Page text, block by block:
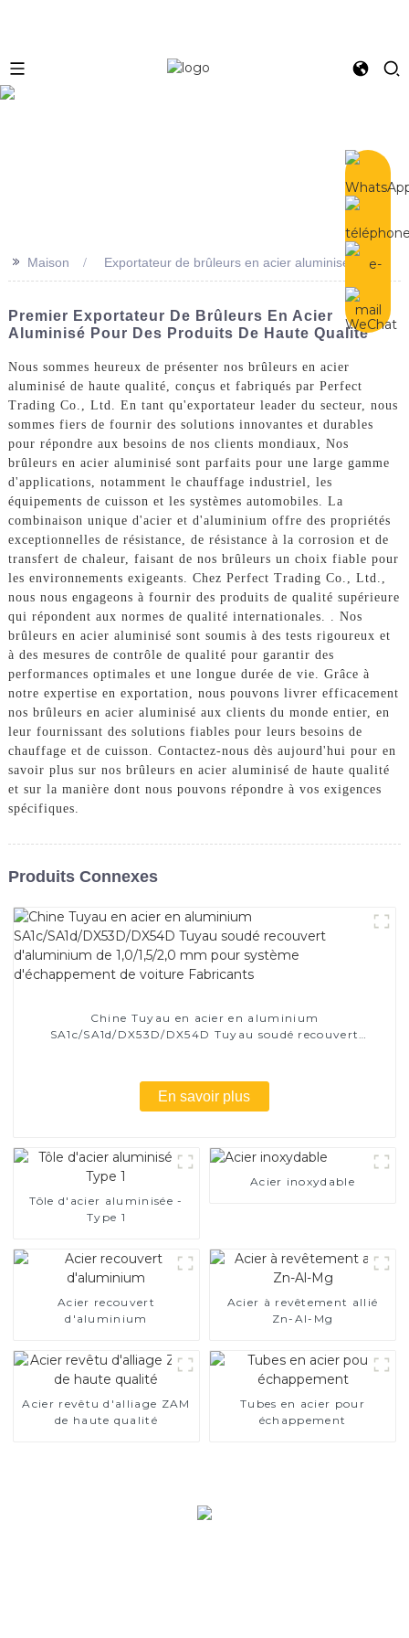
>> Maison Exportateur de brûleurs en acier aluminisé
Premier Exportateur De Brûleurs En Acier
Aluminisé Pour Des Produits De Haute Qualité
Nous sommes heureux de présenter nos brûleurs en acier
aluminisé de haute qualité, conçus et fabriqués par Perfect
Trading Co., Ltd. En tant qu'exportateur leader du secteur, nous
sommes fiers de fournir des solutions innovantes et durables
pour répondre aux besoins de nos clients mondiaux, Nos
brûleurs en acier aluminisé sont parfaits pour une large gamme
d'applications, notamment le chauffage industriel, les
équipements de cuisson et les systèmes automobiles. La
combinaison unique d'acier et d'aluminium offre des propriétés
exceptionnelles de résistance, de résistance à la corrosion et de
transfert de chaleur, faisant de nos brûleurs un choix fiable pour
les environnements exigeants. Chez Perfect Trading Co., Ltd.,
nous nous engageons à fournir des produits de qualité supérieure
qui répondent aux normes de qualité internationales. . Nos
brûleurs en acier aluminisé sont soumis à des tests rigoureux et
à des mesures de contrôle de qualité pour garantir des
performances optimales et une longue durée de vie. Grâce à
notre expertise en exportation, nous pouvons livrer efficacement
nos brûleurs en acier aluminisé aux clients du monde entier, en
leur fournissant des solutions fiables pour leurs besoins de
chauffage et de cuisson. Contactez-nous dès aujourd'hui pour en
savoir plus sur nos brûleurs en acier aluminisé de haute qualité
et sur la manière dont nous pouvons répondre à vos exigences
spécifiques.
Produits Connexes
Chine Tuyau en acier en aluminium
SA1c/SA1d/DX53D/DX54D Tuyau soudé recouvert
En savoir plus
Tôle d'acier aluminisée -
Type 1
Acier inoxydable
Acier recouvert
d'aluminium
Acier à revêtement allié
Zn-Al-Mg
Acier revêtu d'alliage ZAM
de haute qualité
Tubes en acier pour
échappement